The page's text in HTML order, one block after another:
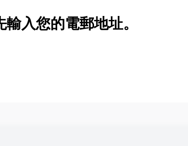
輸入您的電郵地址。